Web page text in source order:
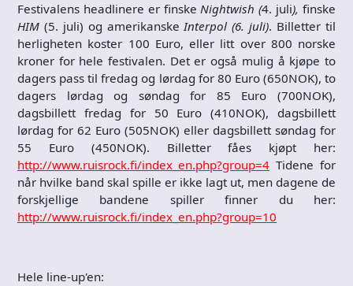
Festivalens headlinere er finskeNightwish (4. juli), finske
HIM (5. juli) og amerikanskeInterpol (6. juli). Billetter til
herligheten koster 100 Euro, eller litt over 800 norske
kroner for hele festivalen. Det er også mulig å kjøpe to
dagers pass til fredag og lørdag for 80 Euro (650NOK), to
dagers lørdag og søndag for 85 Euro (700NOK),
dagsbillett fredag for 50 Euro (410NOK), dagsbillett
lørdag for 62 Euro (505NOK) eller dagsbillett søndag for
55 Euro (450NOK). Billetter fåes kjøpt her:
http://www.ruisrock.fi/index_en.php?group=4 Tidene for
når hvilke band skal spille er ikke lagt ut, men dagene de
forskjellige bandene spiller finner du her:
http://www.ruisrock.fi/index_en.php?group=10
Hele line-up'en: